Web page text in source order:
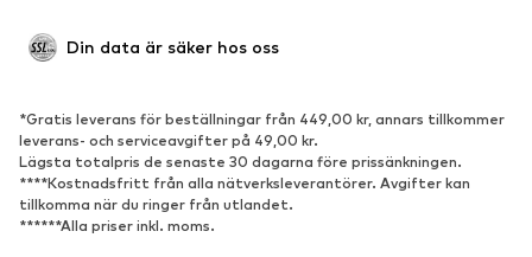
Upcycling
Populärt
Sneakers
Stövletter
Pumps & högklackade skor
Stövlar
Sandaler
Din data är säker hos oss
*Gratis leverans för beställningar från 449,00 kr, annars tillkommer
leverans- och serviceavgifter på 49,00 kr.
Lägsta totalpris de senaste 30 dagarna före prissänkningen.
****Kostnadsfritt från alla nätverksleverantörer. Avgifter kan
tillkomma när du ringer från utlandet.
******Alla priser inkl. moms.